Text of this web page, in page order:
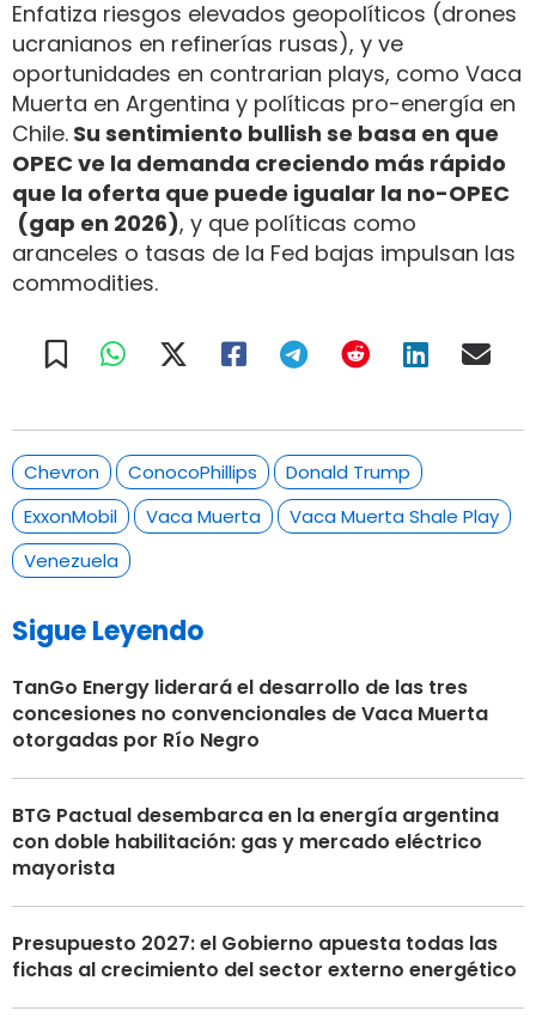
Enfatiza riesgos elevados geopolíticos (drones
ucranianos en refinerías rusas), y ve
oportunidades en contrarian plays, como Vaca
Muerta en Argentina y políticas pro-energía en
Chile. Su sentimiento bullish se basa en que
OPEC ve la demanda creciendo más rápido
que la oferta que puede igualar la no-OPEC
(gap en 2026), y que políticas como
aranceles o tasas de la Fed bajas impulsan las
commodities.
Chevron ConocoPhillips
Donald Trump
ExxonMobil
Vaca Muerta
Vaca Muerta Shale Play
Venezuela
Sigue Leyendo
TanGo Energy liderará el desarrollo de las tres
concesiones no convencionales de Vaca Muerta
otorgadas por Río Negro
BTG Pactual desembarca en la energía argentina
con doble habilitación: gas y mercado eléctrico
mayorista
Presupuesto 2027: el Gobierno apuesta todas las
fichas al crecimiento del sector externo energético